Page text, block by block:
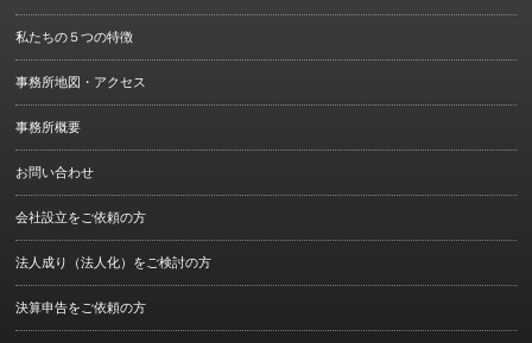
私たちの５つの特徴
事務所地図・アクセス
事務所概要
お問い合わせ
会社設立をご依頼の方
法人成り（法人化）をご検討の方
決算申告をご依頼の方